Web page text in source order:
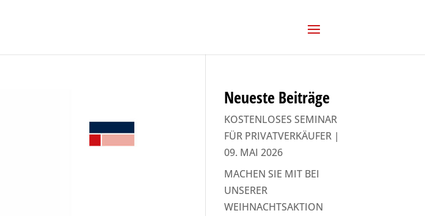
Neueste Beiträge
KOSTENLOSES SEMINAR
FÜR PRIVATVERKÄUFER |
09. MAI 2026
MACHEN SIE MIT BEI
UNSERER
WEIHNACHTSAKTION